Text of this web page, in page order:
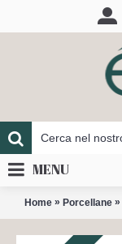
MENU
Home » Porcellane »